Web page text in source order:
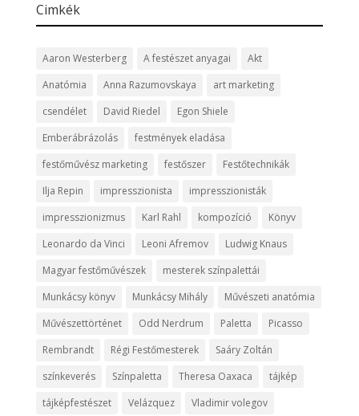
Cimkék
Aaron Westerberg A festészet anyagai
Akt
Anatómia
Anna Razumovskaya
art marketing
csendélet
David Riedel
Egon Shiele
Emberábrázolás
festmények eladása
festőművész marketing
festőszer
Festőtechnikák
Ilja Repin
impresszionista
impresszionisták
impresszionizmus
Karl Rahl kompozíció
Könyv
Leonardo da Vinci
Leoni Afremov
Ludwig Knaus
Magyar festőművészek
mesterek színpalettái
Munkácsy könyv
Munkácsy Mihály
Művészeti anatómia
Művészettörténet
Odd Nerdrum Paletta
Picasso
Rembrandt
Régi Festőmesterek
Saáry Zoltán
színkeverés
Színpaletta Theresa Oaxaca
tájkép
tájképfestészet
Velázquez
Vladimir volegov